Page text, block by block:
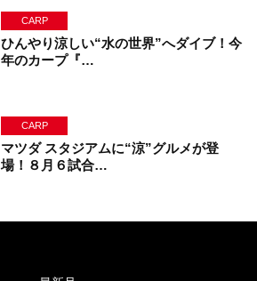
CARP
ひんやり涼しい“水の世界”へダイブ！今
年のカープ『…
CARP
マツダ スタジアムに“涼”グルメが登
場！８月６試合…